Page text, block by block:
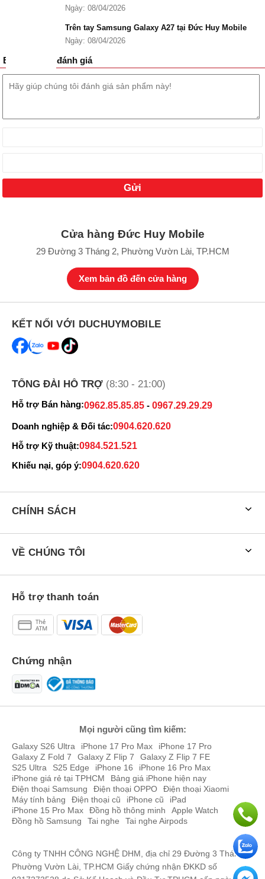
Ngày: 08/04/2026
Trên tay Samsung Galaxy A27 tại Đức Huy Mobile
Ngày: 08/04/2026
Bình luận và đánh giá
Cửa hàng Đức Huy Mobile
29 Đường 3 Tháng 2, Phường Vườn Lài, TP.HCM
Xem bản đồ đến cửa hàng
KẾT NỐI VỚI DUCHUYMOBILE
TỔNG ĐÀI HỖ TRỢ (8:30 - 21:00)
Hỗ trợ Bán hàng:0962.85.85.85 - 0967.29.29.29
Doanh nghiệp & Đối tác:0904.620.620
Hỗ trợ Kỹ thuật:0984.521.521
Khiếu nại, góp ý:0904.620.620
CHÍNH SÁCH
VỀ CHÚNG TÔI
Hỗ trợ thanh toán
Chứng nhận
Mọi người cũng tìm kiếm:
Galaxy S26 Ultra iPhone 17 Pro Max
iPhone 17 Pro
Galaxy Z Fold 7
Galaxy Z Flip 7
Galaxy Z Flip 7 FE
S25 Ultra
S25 Edge iPhone 16
iPhone 16 Pro Max
iPhone giá rẻ tại TPHCM
Bảng giá iPhone hiện nay
Điện thoại Samsung
Điện thoại OPPO
Điện thoại Xiaomi
Máy tính bảng
Điện thoại cũ iPhone cũ
iPad
iPhone 15 Pro Max
Đồng hồ thông minh
Apple Watch
Đồng hồ Samsung
Tai nghe Tai nghe Airpods
Công ty TNHH CÔNG NGHỆ DHM, địa chỉ 29 Đường 3 Tháng 2,
Phường Vườn Lài, TP.HCM Giấy chứng nhận ĐKKD số